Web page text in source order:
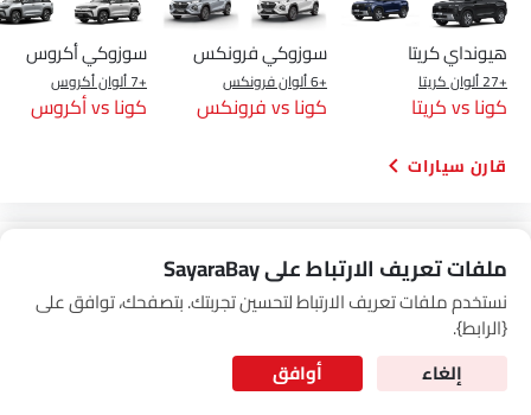
هيونداي كريتا
+27 ألوان كريتا
كونا vs كريتا
سوزوكي فرونكس
+6 ألوان فرونكس
كونا vs فرونكس
سوزوكي أكروس
+7 ألوان أكروس
كونا vs أكروس
قارن سيارات
قارن متغيرات هيونداي كونا
بنزين
كونا 2.0 لتر فليت
ملفات تعريف الارتباط على SayaraBay
نستخدم ملفات تعريف الارتباط لتحسين تجربتك. بتصفحك، توافق على
{الرابط}.
إلغاء
أوافق
for Better Experience & Regular updates
I have read and agree to the شروط الاستخدامand سياسة الخصوصيةof Cardekho
SEA